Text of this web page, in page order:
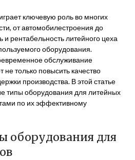
ключевую роль во многих
от автомобилестроения до
рентабельность литейного цеха
оборудования.
обслуживание
только повысить качество
производства. В этой статье
типы оборудования для литейных
по их эффективному
оборудования для